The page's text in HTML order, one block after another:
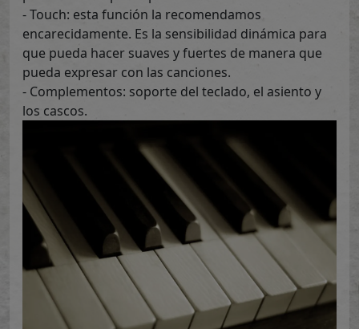
- Touch: esta función la recomendamos
encarecidamente. Es la sensibilidad dinámica para
que pueda hacer suaves y fuertes de manera que
pueda expresar con las canciones.
- Complementos: soporte del teclado, el asiento y
los cascos.